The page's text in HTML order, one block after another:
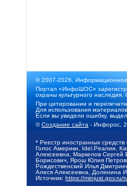
© 2007-2026,
Портал «ИнфоШОС»
охраны культурного
При цитировании и
Для использования
Если вы увидели ошибку,
©Создание сайта - Инфорос,
* Реестр иностранных
Голос Америки, Idel.Реалии,
Алексеевна, Маркелов Сергей
Борисович, Ярош Юлия
Рождественский Илья
Алеся Алексеевна, Долинина
Источник: https://minjust.gov.ru/